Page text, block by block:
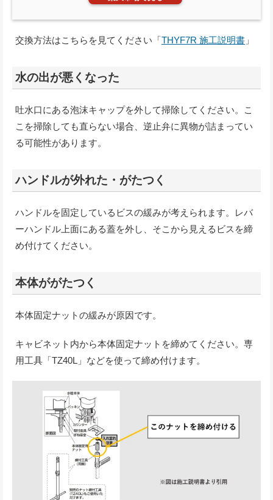
交換方法はこちらを見てください「THYF7R 施工説明書 」
水の出が悪くなった
吐水口にある泡沫キャップを外して掃除してください。こ
こを掃除しても直らない場合、逆止弁に異物が詰まってい
る可能性があります。
ハンドルが外れた・がたつく
ハンドルを固定しているビスの緩みが考えられます。レバ
ーハンドル上面にある蓋を外し、そこから見えるビスを締
め付けてください。
本体ががたつく
本体固定ナットの緩みが原因です。
キャビネット内から本体固定ナットを締めてください。専
用工具「TZ40L」などを使って締め付けます。